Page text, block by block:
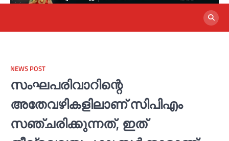
NEWS POST
സംഘപരിവാറിന്റെ
അതേവഴികളിലാണ് സിപിഎം
സഞ്ചരിക്കുന്നത്, ഇത്